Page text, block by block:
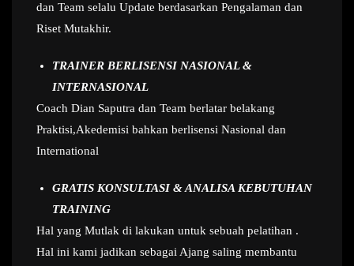
dan Team selalu Update berdasarkan Pengalaman dan
Riset Mutakhir.
TRAINER BERLISENSI NASIONAL &
INTERNASIONAL
Coach Dian Saputra dan Team berlatar belakang
Praktisi,Akedemisi bahkan berlisensi Nasional dan
International
GRATIS KONSULTASI & ANALISA KEBUTUHAN
TRAINING
Hal yang Mutlak di lakukan untuk sebuah pelatihan .
Hal ini kami jadikan sebagai Ajang saling membantu